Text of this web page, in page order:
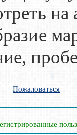
Пожаловаться